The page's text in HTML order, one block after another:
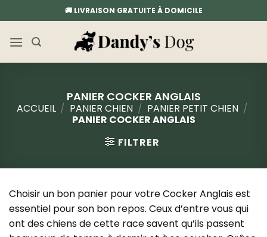
au
contenu
🚚 LIVRAISON GRATUITE À DOMICILE
PANIER COCKER ANGLAIS
ACCUEIL / PANIER CHIEN / PANIER PETIT CHIEN /
PANIER COCKER ANGLAIS
FILTRER
Choisir un bon panier pour votre Cocker Anglais est
essentiel pour son bon repos. Ceux d’entre vous qui
ont des chiens de cette race savent qu’ils passent